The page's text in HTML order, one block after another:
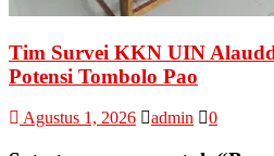
Tim Survei KKN UIN
Potensi Tombolo Pao
Agustus 1, 2026 admin 0